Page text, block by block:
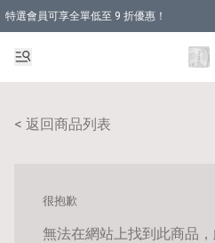
特選會員可享全單低至 9 折優惠！
< 返回商品列表
很抱歉
無法在網站上找到此商品，